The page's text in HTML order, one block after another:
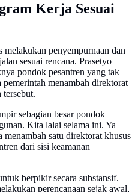
Kerja Sesuai
penyempurnaan dan
sesuai rencana. Prasetyo
pondok pesantren yang tak
menambah direktorat
tersebut.
sebagian besar pondok
Kita lalai selama ini. Ya
satu direktorat khusus
dari sisi keamanan
berpikir secara substansif.
perencanaan sejak awal,